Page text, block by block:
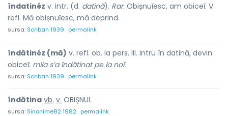
îndatinéz v. intr. (d. datină). Rar. Obișnuĭesc, am obiceĭ. V.
refl. Mă obișnuĭesc, mă deprind.
sursa: Scriban 1939 permalink
îndătinéz (mă) v. refl. ob. la pers. III. Intru în datină, devin
obiceĭ: mila s’a îndătinat pe la noĭ.
sursa: Scriban 1939 permalink
îndătina vb. v. OBIȘNUI.
sursa: Sinonime82 1982 permalink